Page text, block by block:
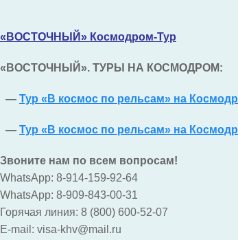
«ВОСТОЧНЫЙ» Космодром-Тур
«ВОСТОЧНЫЙ». ТУРЫ НА КОСМОДРОМ:
— Тур «В космос по рельсам» на
— Тур «В космос по рельсам» на
Звоните нам по всем вопросам!
WhatsApp: 8-914-159-92-64
WhatsApp: 8-909-843-00-31
Горячая линия: 8 (800) 600-52-07
E-mail: visa-khv@mail.ru